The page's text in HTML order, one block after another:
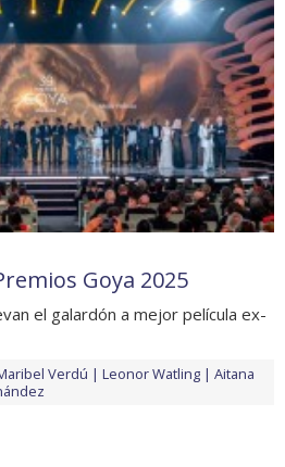
Goya 2025
el galardón a mejor película ex-
Verdú Leonor Watling
Aitana